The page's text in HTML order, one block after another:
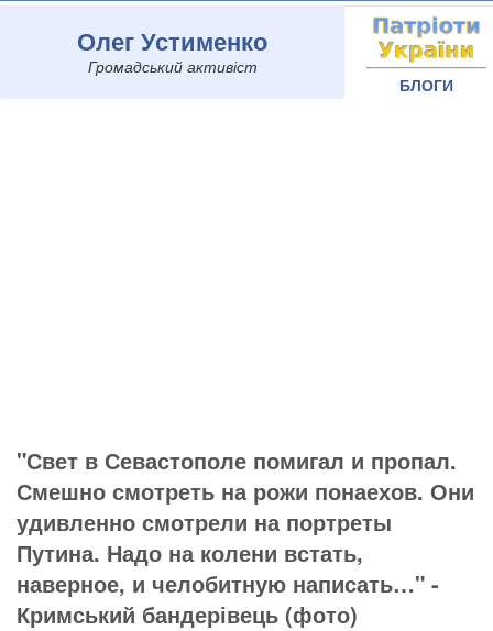
Олег Устименко
Громадський активіст
БЛОГИ
"Свет в Севастополе помигал и пропал.
Смешно смотреть на рожи понаехов. Они
удивленно смотрели на портреты
Путина. Надо на колени встать,
наверное, и челобитную написать…" -
Кримський бандерівець (фото)